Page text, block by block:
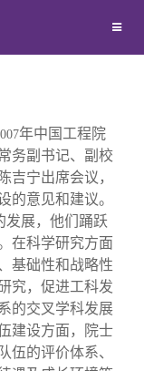
年中国工程院
务副书记、副校
吉宁出席会议，
的意见和建议。
发展，他们踊跃
在科学研究方面
基础性和战略性
究，促进工科发
的交叉学科发展
建设方面，院士
伍的评价体系、